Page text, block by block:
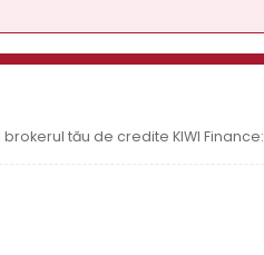
tău de credite KIWI Finance: